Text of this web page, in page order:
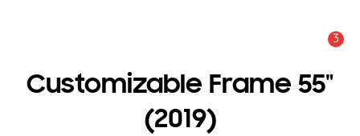
3
Customizable Frame 55"
(2019)